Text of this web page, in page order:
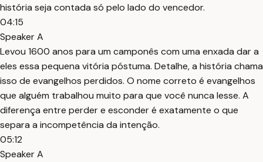
história seja contada só pelo lado do vencedor.
04:15
Speaker A
Levou 1600 anos para um camponês com uma enxada dar a
eles essa pequena vitória póstuma. Detalhe, a história chama
isso de evangelhos perdidos. O nome correto é evangelhos
que alguém trabalhou muito para que você nunca lesse. A
diferença entre perder e esconder é exatamente o que
separa a incompetência da intenção.
05:12
Speaker A